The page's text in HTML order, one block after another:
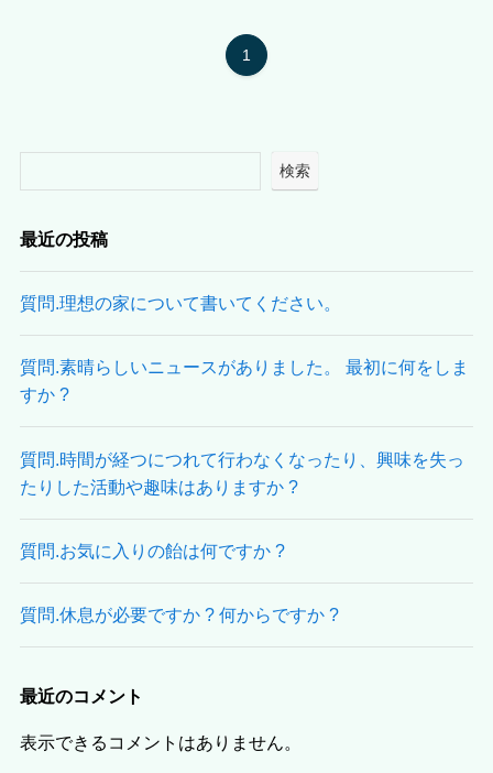
1
検索
最近の投稿
質問.理想の家について書いてください。
質問.素晴らしいニュースがありました。 最初に何をしま
すか ?
質問.時間が経つにつれて行わなくなったり、興味を失っ
たりした活動や趣味はありますか ?
質問.お気に入りの飴は何ですか ?
質問.休息が必要ですか ? 何からですか ?
最近のコメント
表示できるコメントはありません。